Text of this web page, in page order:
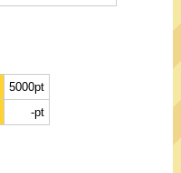
5000pt
-pt